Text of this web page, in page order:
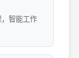
智能工作